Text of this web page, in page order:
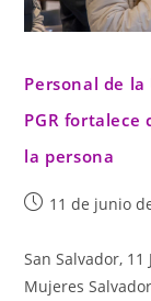
Personal de
PGR fortalece
la persona
11 de junio
San Salvador,
Mujeres